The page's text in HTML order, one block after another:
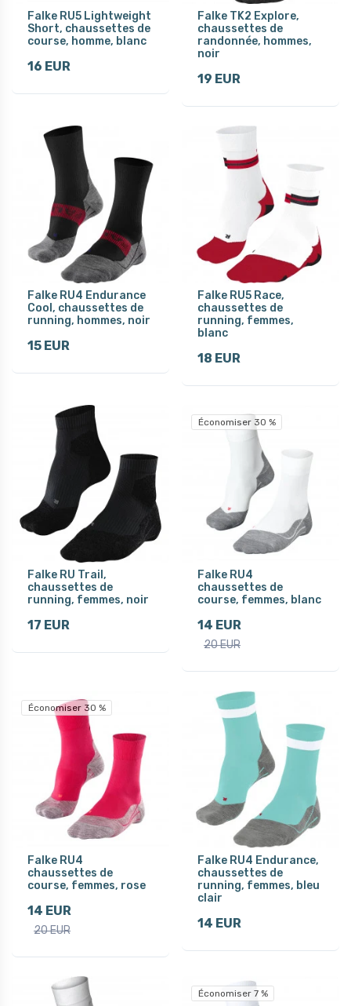
Falke RU5 Lightweight
Short, chaussettes de
course, homme, blanc
16 EUR
Falke TK2 Explore,
chaussettes de
randonnée, hommes,
noir
19 EUR
Falke RU4 Endurance
Cool, chaussettes de
running, hommes, noir
15 EUR
Falke RU5 Race,
chaussettes de
running, femmes,
blanc
18 EUR
Falke RU Trail,
chaussettes de
running, femmes, noir
17 EUR
Économiser 30 %
Falke RU4
chaussettes de
course, femmes, blanc
14 EUR
20 EUR
Économiser 30 %
Falke RU4
chaussettes de
course, femmes, rose
14 EUR
20 EUR
Falke RU4 Endurance,
chaussettes de
running, femmes, bleu
clair
14 EUR
Économiser 7 %